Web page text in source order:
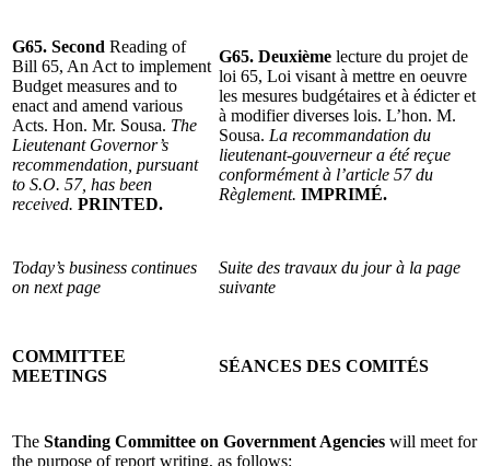
G65. Second Reading of
Bill 65, An Act to implement
Budget measures and to
enact and amend various
Acts. Hon. Mr. Sousa. The
Lieutenant Governor’s
recommendation, pursuant
to S.O. 57, has been
received. PRINTED.
G65. Deuxième lecture du projet de
loi 65, Loi visant à mettre en oeuvre
les mesures budgétaires et à édicter et
à modifier diverses lois. L’hon. M.
Sousa. La recommandation du
lieutenant-gouverneur a été reçue
conformément à l’article 57 du
Règlement. IMPRIMÉ.
Today’s business continues
on next page
Suite des travaux du jour à la page
suivante
COMMITTEE
MEETINGS
SÉANCES DES COMITÉS
The Standing Committee on Government Agencies will meet for
the purpose of report writing, as follows: